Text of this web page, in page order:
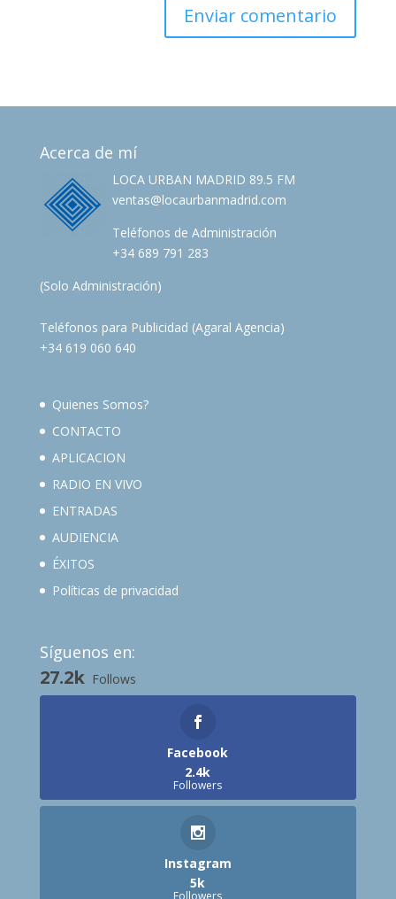
Acerca de mí
LOCA URBAN MADRID 89.5 FM
ventas@locaurbanmadrid.com
Teléfonos de Administración
+34 689 791 283
(Solo Administración)
Teléfonos para Publicidad (Agaral Agencia)
+34 619 060 640
Quienes Somos?
CONTACTO
APLICACION
RADIO EN VIVO
ENTRADAS
AUDIENCIA
ÉXITOS
Políticas de privacidad
Síguenos en:
27.2k Follows
Facebook
2.4k
Followers
Instagram
5k
Followers